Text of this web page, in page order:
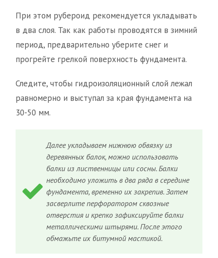
При этом рубероид рекомендуется укладывать
в два слоя. Так как работы проводятся в зимний
период, предварительно уберите снег и
прогрейте грелкой поверхность фундамента.
Следите, чтобы гидроизоляционный слой лежал
равномерно и выступал за края фундамента на
30-50 мм.
Далее укладываем нижнюю обвязку из
деревянных балок, можно использовать
балки из лиственницы или сосны. Балки
необходимо уложить в два ряда в середине
фундамента, временно их закрепив. Затем
засверлите перфоратором сквозные
отверстия и крепко зафиксируйте балки
металлическими штырями. После этого
обмажьте их битумной мастикой.